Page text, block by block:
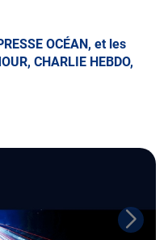
OCÉAN, et les
CHARLIE HEBDO,
de 24 heures avant le
original, le